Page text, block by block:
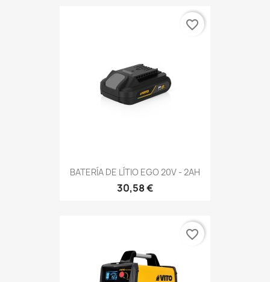
BATERÍA DE LÍTIO EGO 20V - 2AH
30,58 €
favorite_border
favorite_border